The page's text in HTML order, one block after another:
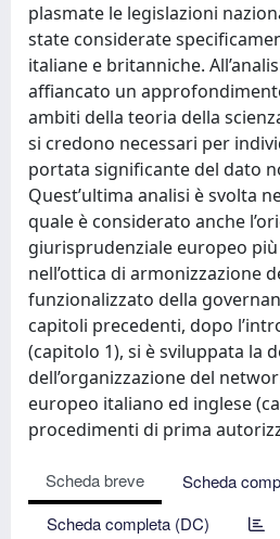
plasmate le legislazioni
state considerate
italiane e britanniche.
affiancato un
ambiti della teoria della
si credono necessari per
portata significante del dato
Quest’ultima analisi è svolta
quale è considerato anche
giurisprudenziale europeo
nell’ottica di armonizzazione
funzionalizzato della
capitoli precedenti, dopo
(capitolo 1), si è sviluppata la
dell’organizzazione del
europeo italiano ed inglese
procedimenti di prima
Scheda breve
Scheda
Scheda completa (DC)